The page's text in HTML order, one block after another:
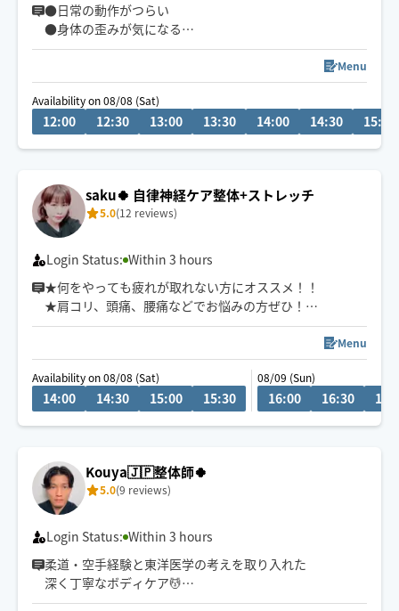
●日常の動作がつらい
●身体の歪みが気になる
●趣味や仕事のパフォーマンスを良くしたい
どんなお悩みにも真摯に向き合い身体の痛みや不調、お
客様の気になる所をその場しのぎではなく"根本"から対
応させて頂きます
足の浮腫み
末端冷え性
お客様の身体に合った施術でメニューをご提案させて頂
きます👏
小さなお子さまやペットが居るお宅も歓迎です🐶😺
Menu
Availability on 08/08 (Sat)
12:00 12:30 13:00 13:30 14:00 14:30 15:00
saku🍀 自律神経ケア整体+ストレッチ
5.0(12 reviews)
Login Status: Within 3 hours
★何をやっても疲れが取れない方にオススメ！！
★肩コリ、頭痛、腰痛などでお悩みの方ぜひ！
★強揉み、弱揉み等のご希望にもバッチリ対応致しま
★複数箇所へ同時にアプローチして、より効率的にしっ
かりと効かせてほぐします
★揉みほぐしと、指圧、ストレッチ等で、凝り固まった筋
Menu
Availability on 08/08 (Sat)
14:00 14:30 15:00 15:30
08/09 (Sun)
16:00 16:30
Kouya🇯🇵整体師🍀
5.0(9 reviews)
Login Status: Within 3 hours
柔道・空手経験と東洋医学の考えを取り入れた
深く丁寧なボディケア💆
首肩腰の重だるさや全身疲労には